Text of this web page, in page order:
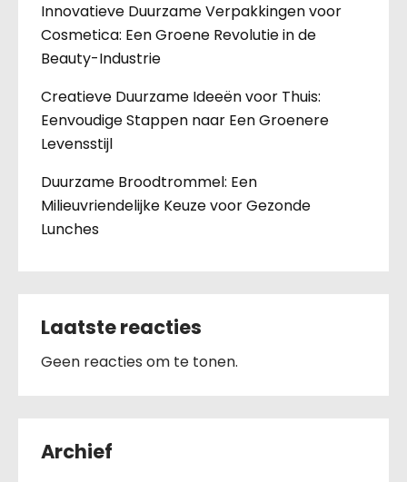
Innovatieve Duurzame Verpakkingen voor
Cosmetica: Een Groene Revolutie in de
Beauty-Industrie
Creatieve Duurzame Ideeën voor Thuis:
Eenvoudige Stappen naar Een Groenere
Levensstijl
Duurzame Broodtrommel: Een
Milieuvriendelijke Keuze voor Gezonde
Lunches
Laatste reacties
Geen reacties om te tonen.
Archief